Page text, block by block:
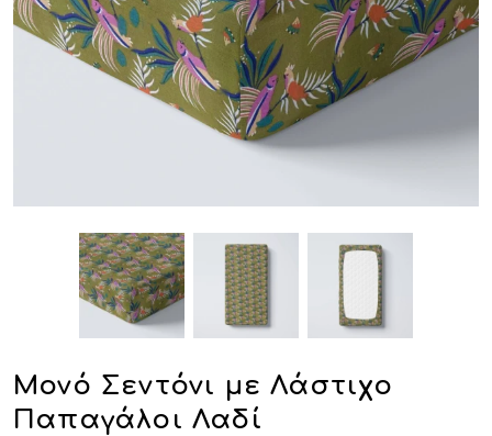
Μονό Σεντόνι με Λάστιχο
Παπαγάλοι Λαδί